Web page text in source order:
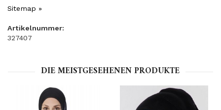
Sitemap »
Artikelnummer:
327407
DIE MEISTGESEHENEN PRODUKTE